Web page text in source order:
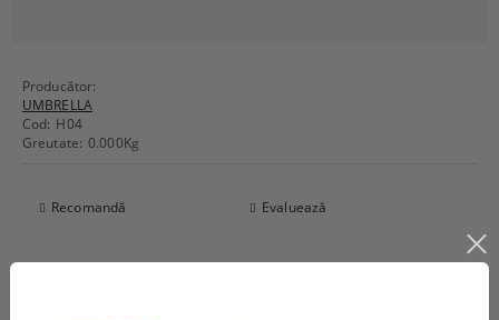
Producător:
UMBRELLA
Cod: H04
Greutate: 0.000Kg
Recomandă Evaluează